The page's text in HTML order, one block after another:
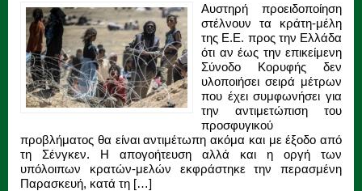
Αυστηρή προειδοποίηση
στέλνουν τα κράτη-μέλη
της Ε.Ε. προς την Ελλάδα
ότι αν έως την επικείμενη
Σύνοδο Κορυφής δεν
υλοποιήσει σειρά μέτρων
που έχει συμφωνήσει για
την αντιμετώπιση του
προσφυγικού
προβλήματος θα είναι αντιμέτωπη ακόμα και με έξοδο από
τη Σένγκεν. Η απογοήτευση αλλά και η οργή των
υπόλοιπων κρατών-μελών εκφράστηκε την περασμένη
Παρασκευή, κατά τη […]